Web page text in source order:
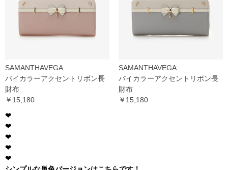
SAMANTHAVEGA
バイカラーアクセントリボン長
財布
￥15,180
SAMANTHAVEGA
バイカラーアクセントリボン長
財布
￥15,180
❤︎
❤︎
❤︎
❤︎
❤︎